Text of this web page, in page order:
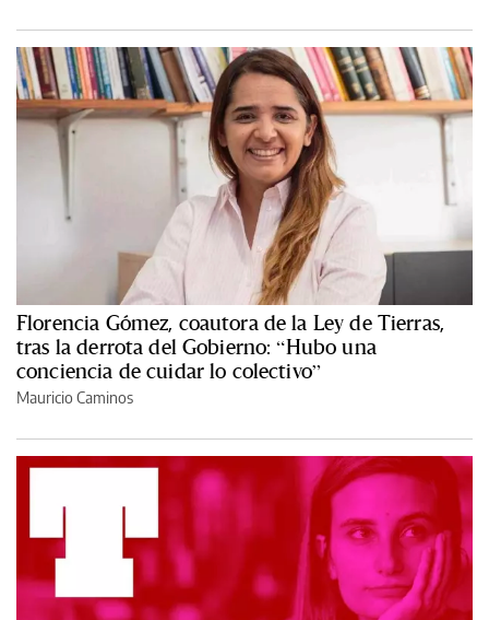
Florencia Gómez, coautora de la Ley de Tierras,
tras la derrota del Gobierno: “Hubo una
conciencia de cuidar lo colectivo”
Mauricio Caminos